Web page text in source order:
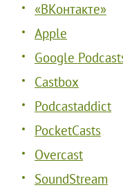
«ВКонтакте»
Apple
Google
Castbox
Podcastaddict
PocketCasts
Overcast
SoundStream